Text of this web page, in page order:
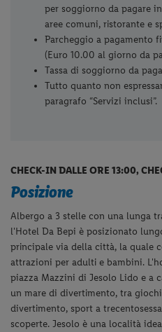
per soggiorno da pagare
aree comuni, ristorante e
Parcheggio a pagamento
(Euro 10.00 al giorno da
Tassa di soggiorno da
Tutto quanto non
paragrafo “Servizi inclusi”.
CHECK-IN DALLE ORE 13:00,
Posizione
Albergo a 3 stelle con una lunga
l'Hotel Da Bepi è posizionato
principale via della città, la quale
attrazioni per adulti e bambini.
piazza Mazzini di Jesolo Lido e a
un mare di divertimento, tra
divertimento, sport a
scoperte. Jesolo è una località